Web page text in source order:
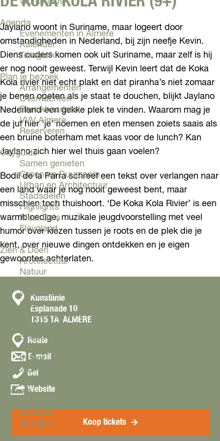
Agenda
Evenementen in Almere
Kalender
Terugblik
Plan je bezoek
Arrangementen
Overnachten
Bereikbaarheid
VVV Almere
Reserveren
Cityguide
Samen genieten
Groen en Duurzaam
Urban en Architectuur
Stadsdelen
Highlights
Must Do's
Flevoland
Zien & Doen
Architectuur
Natuur
Wandelen
Kids
Eten en drinken
Shoppen
Cultuur
Indoor
Workshops
Agenda
Kalender
Terugblik
Jaylano woont in Suriname, maar logeert door
omstandigheden in Nederland, bij zijn neefje Kevin.
Diens ouders komen ook uit Suriname, maar zelf is hij
er nog nooit geweest. Terwijl Kevin leert dat de Koka
Kola rivier niet echt plakt en dat piranha’s niet zomaar
je benen opeten als je staat te douchen, blijkt Jaylano
Nederland een gekke plek te vinden. Waarom mag je
de juf hier ‘je’ noemen en eten mensen zoiets saais als
een bruine boterham met kaas voor de lunch? Kan
Jaylano zich hier wel thuis gaan voelen?
Bodil de la Parra schreef een tekst over verlangen naar
een land waar je nog nooit geweest bent, maar
misschien toch thuishoort. ‘De Koka Kola Rivier’ is een
warmbloedige, muzikale jeugdvoorstelling met veel
humor over kiezen tussen je roots en de plek die je
kent, over nieuwe dingen ontdekken en je eigen
gewoontes achterlaten.
C
t
a
Kunstlinie
Esplanade 10
1315 TA ALMERE
Routen
a
e
o
k
a
E-mailn
r
e
K
BelD
K
k
a
K
Websitev
n
D
Koop tickets